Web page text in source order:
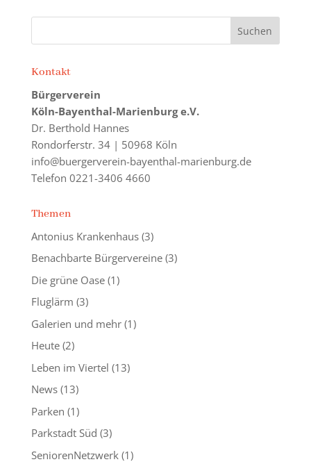
Kontakt
Bürgerverein
Köln-Bayenthal-Marienburg e.V.
Dr. Berthold Hannes
Rondorferstr. 34 | 50968 Köln
info@buergerverein-bayenthal-marienburg.de
Telefon 0221-3406 4660
Themen
Antonius Krankenhaus(3)
Benachbarte Bürgervereine(3)
Die grüne Oase(1)
Fluglärm (3)
Galerien und mehr(1)
Heute(2)
Leben im Viertel (13)
News(13)
Parken (1)
Parkstadt Süd (3)
SeniorenNetzwerk (1)